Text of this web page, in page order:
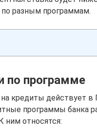
разным программам.
по программе
кредиты действует
программы банка
ним относятся: